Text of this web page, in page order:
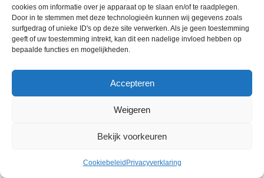
cookies om informatie over je apparaat op te slaan en/of te raadplegen.
Door in te stemmen met deze technologieën kunnen wij gegevens zoals
surfgedrag of unieke ID's op deze site verwerken. Als je geen toestemming
geeft of uw toestemming intrekt, kan dit een nadelige invloed hebben op
bepaalde functies en mogelijkheden.
Accepteren
Weigeren
Bekijk voorkeuren
Cookiebeleid Privacyverklaring
Copyright © 2026
Gerealiseerd door
Vonk Marketing
Algemene voorwaardenRuilen & Retourneren